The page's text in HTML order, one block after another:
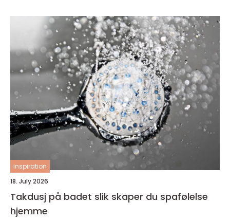
inspiration
18. July 2026
Takdusj på badet slik skaper du spafølelse
hjemme